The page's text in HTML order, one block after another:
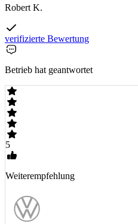
Robert K.
verifizierte Bewertung
Betrieb hat geantwortet
5
Weiterempfehlung